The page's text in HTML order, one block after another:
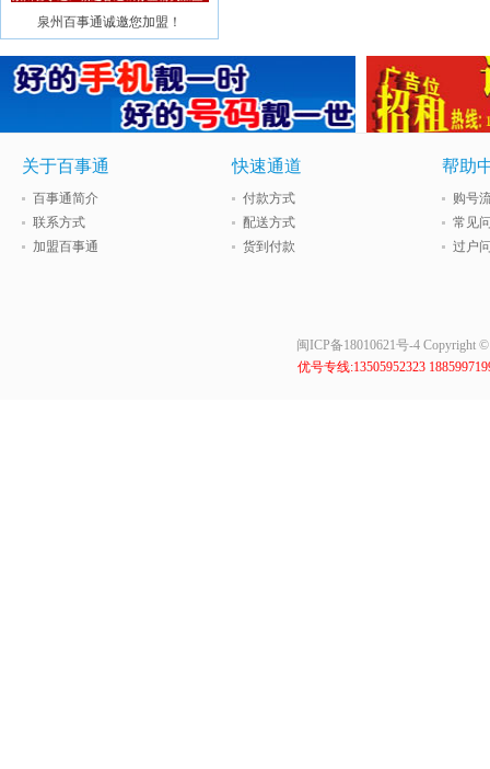
泉州百事通诚邀您加盟！
关于百事通
百事通简介
联系方式
加盟百事通
快速通道
付款方式
配送方式
货到付款
帮助
购号
常见
过户
闽ICP备18010621号-4 Copyright
优号专线:13505952323